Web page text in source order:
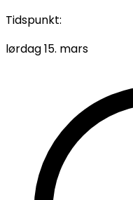
Tidspunkt:
lørdag 15. mars